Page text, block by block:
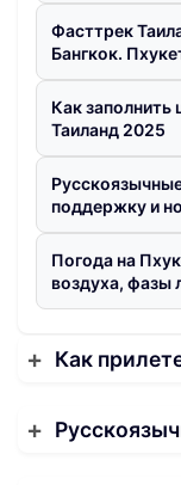
Фасттрек
Бангкок.
Как
Таиланд 2025
поддержку и
Погода на
воздуха, фазы
Как